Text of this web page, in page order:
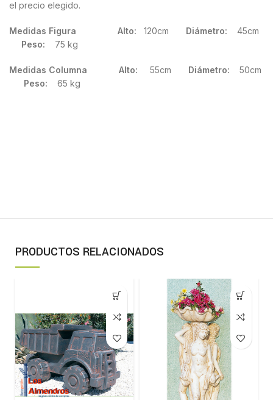
el precio elegido.
Medidas Figura Alto: 120cm Diámetro:
45cm
Peso:
75 kg
Medidas Columna Alto: 55cm Diámetro:
50cm
Peso: 65 kg
PRODUCTOS RELACIONADOS